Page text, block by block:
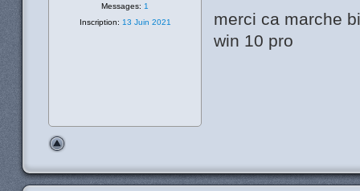
merci ca marche
win 10 pro
Messages: 1
Inscription: 13 Juin 2021